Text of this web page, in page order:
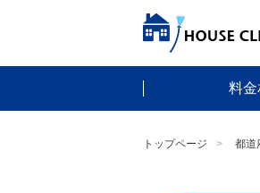
料
トップページ 都道